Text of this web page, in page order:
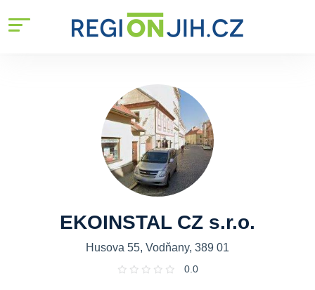
EKOINSTAL CZ s.r.o.
Husova 55, Vodňany, 389 01
0.0